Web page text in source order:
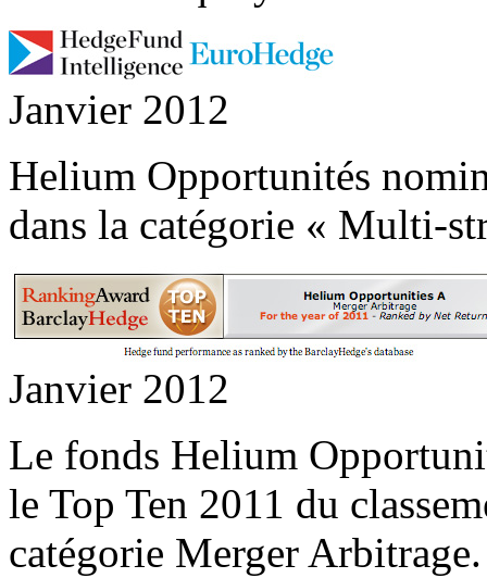
Janvier 2012
Helium Opportunités
dans la catégorie « Multi-
Janvier 2012
Le fonds Helium
le Top Ten 2011 du
catégorie Merger Arbitrage.